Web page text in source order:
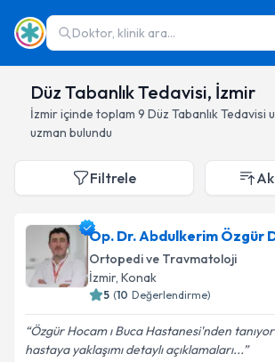
Doktor, klinik ara...
Düz Tabanlık Tedavisi, İzmir
İzmiriçinde toplam 9 Düz Tabanlık Tedavisi
uzman bulundu
Filtrele
Op. Dr. Abdulkerim Özgür
Ortopedi ve Travmatoloji
İzmir, Konak
5 (10 Değerlendirme)
Özgür Hocam ı Buca Hastanesi'nden
hastaya yaklaşımı detaylı açıklamaları...